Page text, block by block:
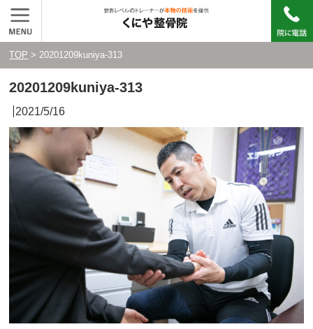
TOP > 20201209kuniya-313
20201209kuniya-313
2021/5/16